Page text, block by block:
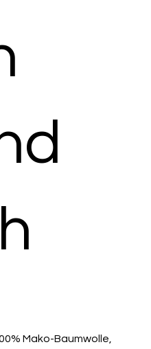
Mako-Baumwolle,